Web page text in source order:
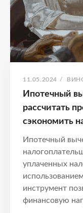
ОПУБЛИКОВАНО
11.05.2024 /
Ипотечный
рассчитать
сэкономить
Ипотечный
уплаченных
инструмент
финансовую